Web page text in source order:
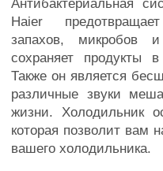
Антибактериальная
Haier
запахов, микробов
сохраняет продукты
Также он является
различные звуки
жизни. Холодильник
которая позволит вам
вашего холодильника.